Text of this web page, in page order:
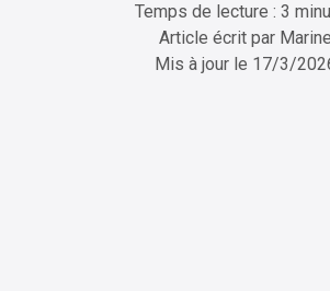
Temps de lecture : 3
Article écrit par Marine
Mis à jour le 17/3/